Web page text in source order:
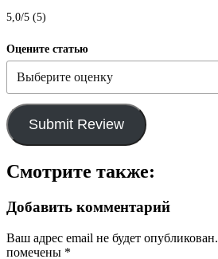
5,0/5 (5)
Оцените статью
Submit Review
Смотрите также:
Добавить комментарий
Ваш адрес email не будет опубликован.
помечены *